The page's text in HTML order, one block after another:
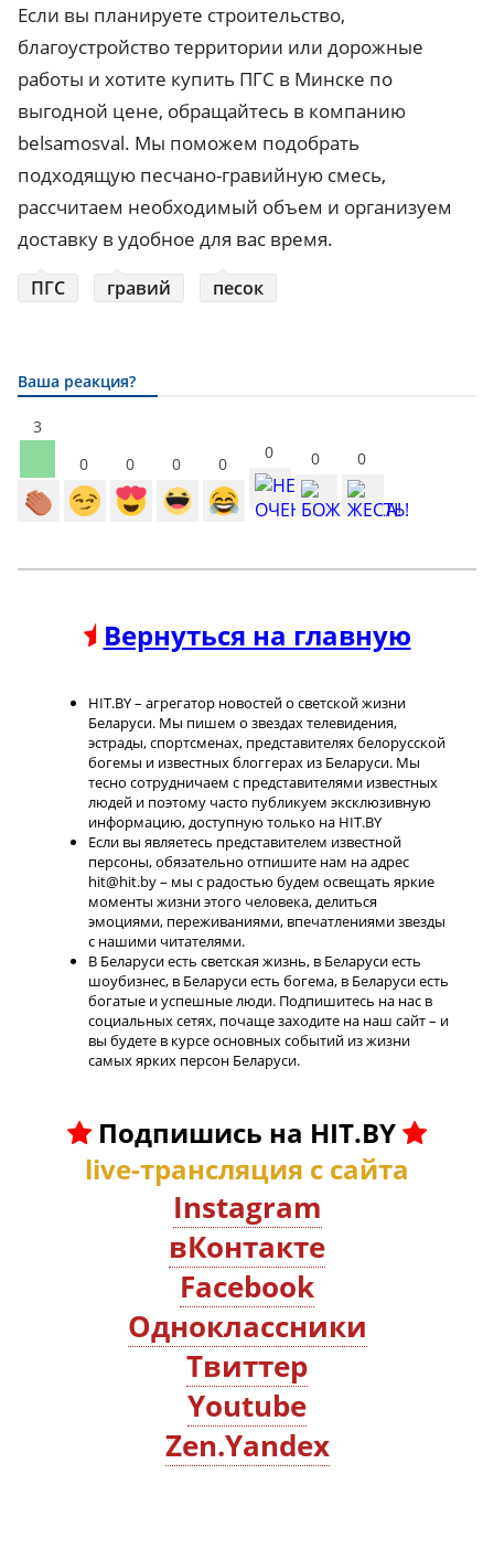
Если вы планируете строительство,
благоустройство территории или дорожные
работы и хотите купить ПГС в Минске по
выгодной цене, обращайтесь в компанию
belsamosval. Мы поможем подобрать
подходящую песчано-гравийную смесь,
рассчитаем необходимый объем и организуем
доставку в удобное для вас время.
ПГС гравий песок
Ваша реакция?
3
0
0 0 0
0 0 0
Вернуться на главную
HIT.BY – агрегатор новостей о светской жизни
Беларуси. Мы пишем о звездах телевидения,
эстрады, спортсменах, представителях белорусской
богемы и известных блоггерах из Беларуси. Мы
тесно сотрудничаем с представителями известных
людей и поэтому часто публикуем эксклюзивную
информацию, доступную только на HIT.BY
Если вы являетесь представителем известной
персоны, обязательно отпишите нам на адрес
hit@hit.by – мы с радостью будем освещать яркие
моменты жизни этого человека, делиться
эмоциями, переживаниями, впечатлениями звезды
с нашими читателями.
В Беларуси есть светская жизнь, в Беларуси есть
шоубизнес, в Беларуси есть богема, в Беларуси есть
богатые и успешные люди. Подпишитесь на нас в
социальных сетях, почаще заходите на наш сайт – и
вы будете в курсе основных событий из жизни
самых ярких персон Беларуси.
Подпишись на HIT.BY
live-трансляция с сайта
Instagram
вКонтакте
Facebook
Oдноклассники
Твиттер
Youtube
Zen.Yandex